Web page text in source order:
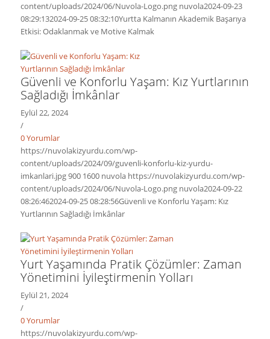
content/uploads/2024/06/Nuvola-Logo.png nuvola2024-09-23
08:29:132024-09-25 08:32:10Yurtta Kalmanın Akademik Başarıya
Etkisi: Odaklanmak ve Motive Kalmak
Güvenli ve Konforlu Yaşam: Kız Yurtlarının
Sağladığı İmkânlar
Eylül 22, 2024
/
0 Yorumlar
https://nuvolakizyurdu.com/wp-
content/uploads/2024/09/guvenli-konforlu-kiz-yurdu-
imkanlari.jpg900 1600 nuvola https://nuvolakizyurdu.com/wp-
content/uploads/2024/06/Nuvola-Logo.png nuvola2024-09-22
08:26:462024-09-25 08:28:56Güvenli ve Konforlu Yaşam: Kız
Yurtlarının Sağladığı İmkânlar
Yurt Yaşamında Pratik Çözümler: Zaman
Yönetimini İyileştirmenin Yolları
Eylül 21, 2024
/
0 Yorumlar
https://nuvolakizyurdu.com/wp-